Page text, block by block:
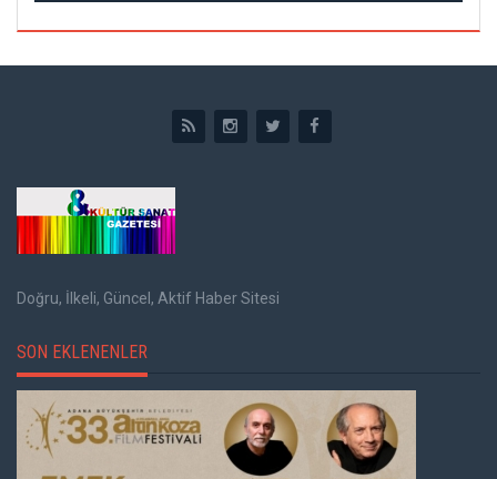
Doğru, İlkeli, Güncel, Aktif Haber Sitesi
SON EKLENENLER